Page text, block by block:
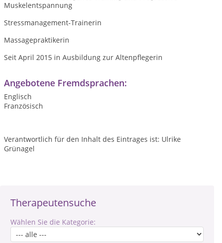
Therapeutensuche
Wählen Sie die Kategorie:
Muskelentspannung
Stressmanagement-Trainerin
Massagepraktikerin
Seit April 2015 in Ausbildung zur Altenpflegerin
Angebotene Fremdsprachen:
Englisch
Französisch
Verantwortlich für den Inhalt des Eintrages ist: Ulrike
Grünagel